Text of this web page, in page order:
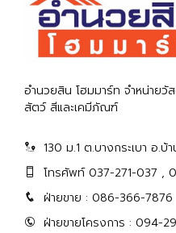
อำนวยสิน โฮมมาร์ท จำหน่าย
สัตว์ สีและเคมีภัณฑ์
130 ม.1 ต.บางกระเบา อ.บ้
โทรศัพท์ 037-271-037 ,
ฝ่ายขาย : 086-366-7876
ฝ่ายขายโครงการ : 094-